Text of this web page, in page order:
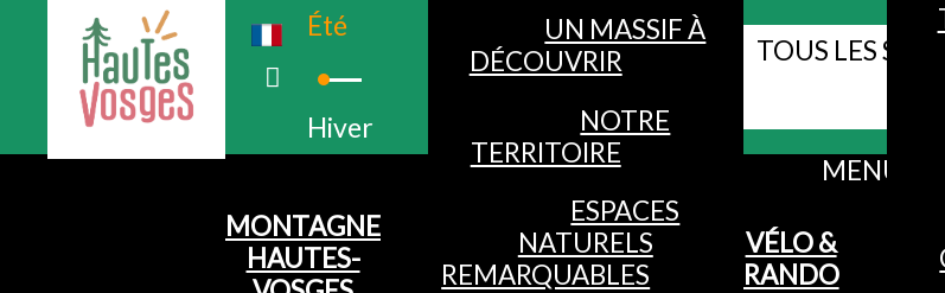
Été
Hiver
Webcams
TOUS LES
MENU
MONTAGNE
HAUTES-
UN MASSIF À
DÉCOUVRIR
NOTRE
TERRITOIRE
ESPACES
NATURELS
REMARQUABLES
VÉLO &
RANDO